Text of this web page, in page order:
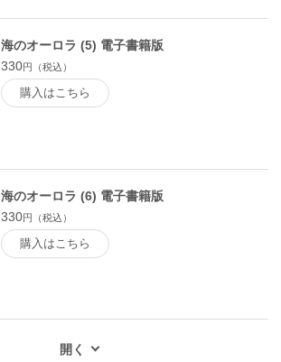
海のオーロラ (5) 電子書籍版
330円（税込）
購入はこちら
海のオーロラ (6) 電子書籍版
330円（税込）
購入はこちら